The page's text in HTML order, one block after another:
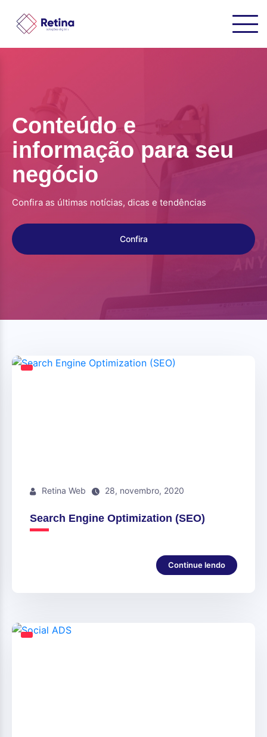
Conteúdo e
informação para seu
negócio
Confira as últimas notícias, dicas e tendências
Confira
Retina Web 28, novembro, 2020
Search Engine Optimization (SEO)
Continue lendo